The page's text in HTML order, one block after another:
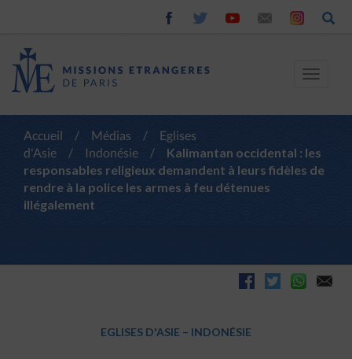
Toggle
Accueil / Médias /
Eglises
d'Asie
/ Indonésie /
Kalimantan occidental : les
responsables religieux demandent à leurs fidèles de
rendre à la police les armes à feu détenues
illégalement
EGLISES D'ASIE – INDONÉSIE